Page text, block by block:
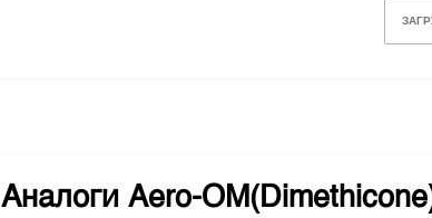
АналогиAero-